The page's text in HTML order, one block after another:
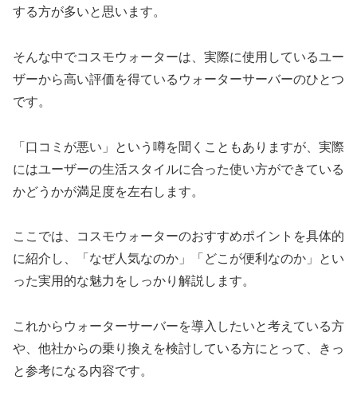
する方が多いと思います。
そんな中でコスモウォーターは、実際に使用しているユー
ザーから高い評価を得ているウォーターサーバーのひとつ
です。
「口コミが悪い」という噂を聞くこともありますが、実際
にはユーザーの生活スタイルに合った使い方ができている
かどうかが満足度を左右します。
ここでは、コスモウォーターのおすすめポイントを具体的
に紹介し、「なぜ人気なのか」「どこが便利なのか」とい
った実用的な魅力をしっかり解説します。
これからウォーターサーバーを導入したいと考えている方
や、他社からの乗り換えを検討している方にとって、きっ
と参考になる内容です。